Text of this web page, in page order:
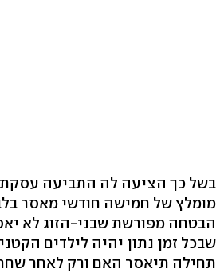
בשל כך הציעה לה התביעה עסקת
מומלץ של חמישה חודשי מאסר
הבטחה מפורשת שבני-הזוג לא
שבכל זמן נתון יהיה לילדים
תחילה תיאסר האם ורק לאחר